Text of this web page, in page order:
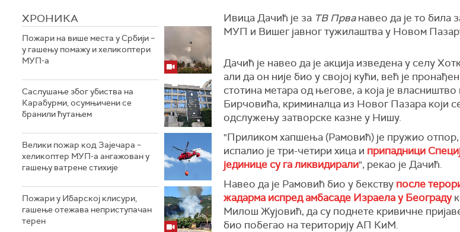
ХРОНИКА
Пожари на више места у Србији –
у гашењу помажу и хеликоптери
МУП-а
Саслушање због убиства на
Карабурми, осумњичени се
бранили ћутањем
Велики пожар код Зајечара –
хеликоптер МУП-а ангажован у
гашењу ватрене стихије
Пожари у Ибарској клисури,
гашење отежава неприступачан
терен
Ивица Дачић је за ТВ Прванавео да је то била
МУП и Вишег јавног тужилаштва у Новом
Дачић је навео да је акција изведена у селу
али да он није био у својој кући, већ је
стотина метара од његове, а која је
Бирчовића, криминалца из Новог Пазара који
одслужењу затворске казне у Нишу.
"Приликом хапшења (Рамовић) је пружио отпор,
испалио је три-четири хица и припадници
јединице су га ликвидирали", рекао је Дачић.
Навео да је Рамовић био у бекству после
жадарма испред амбасаде Израела у Београду
Милош Жујовић, да су поднете кривичне
био побегао на територију АП КиМ.